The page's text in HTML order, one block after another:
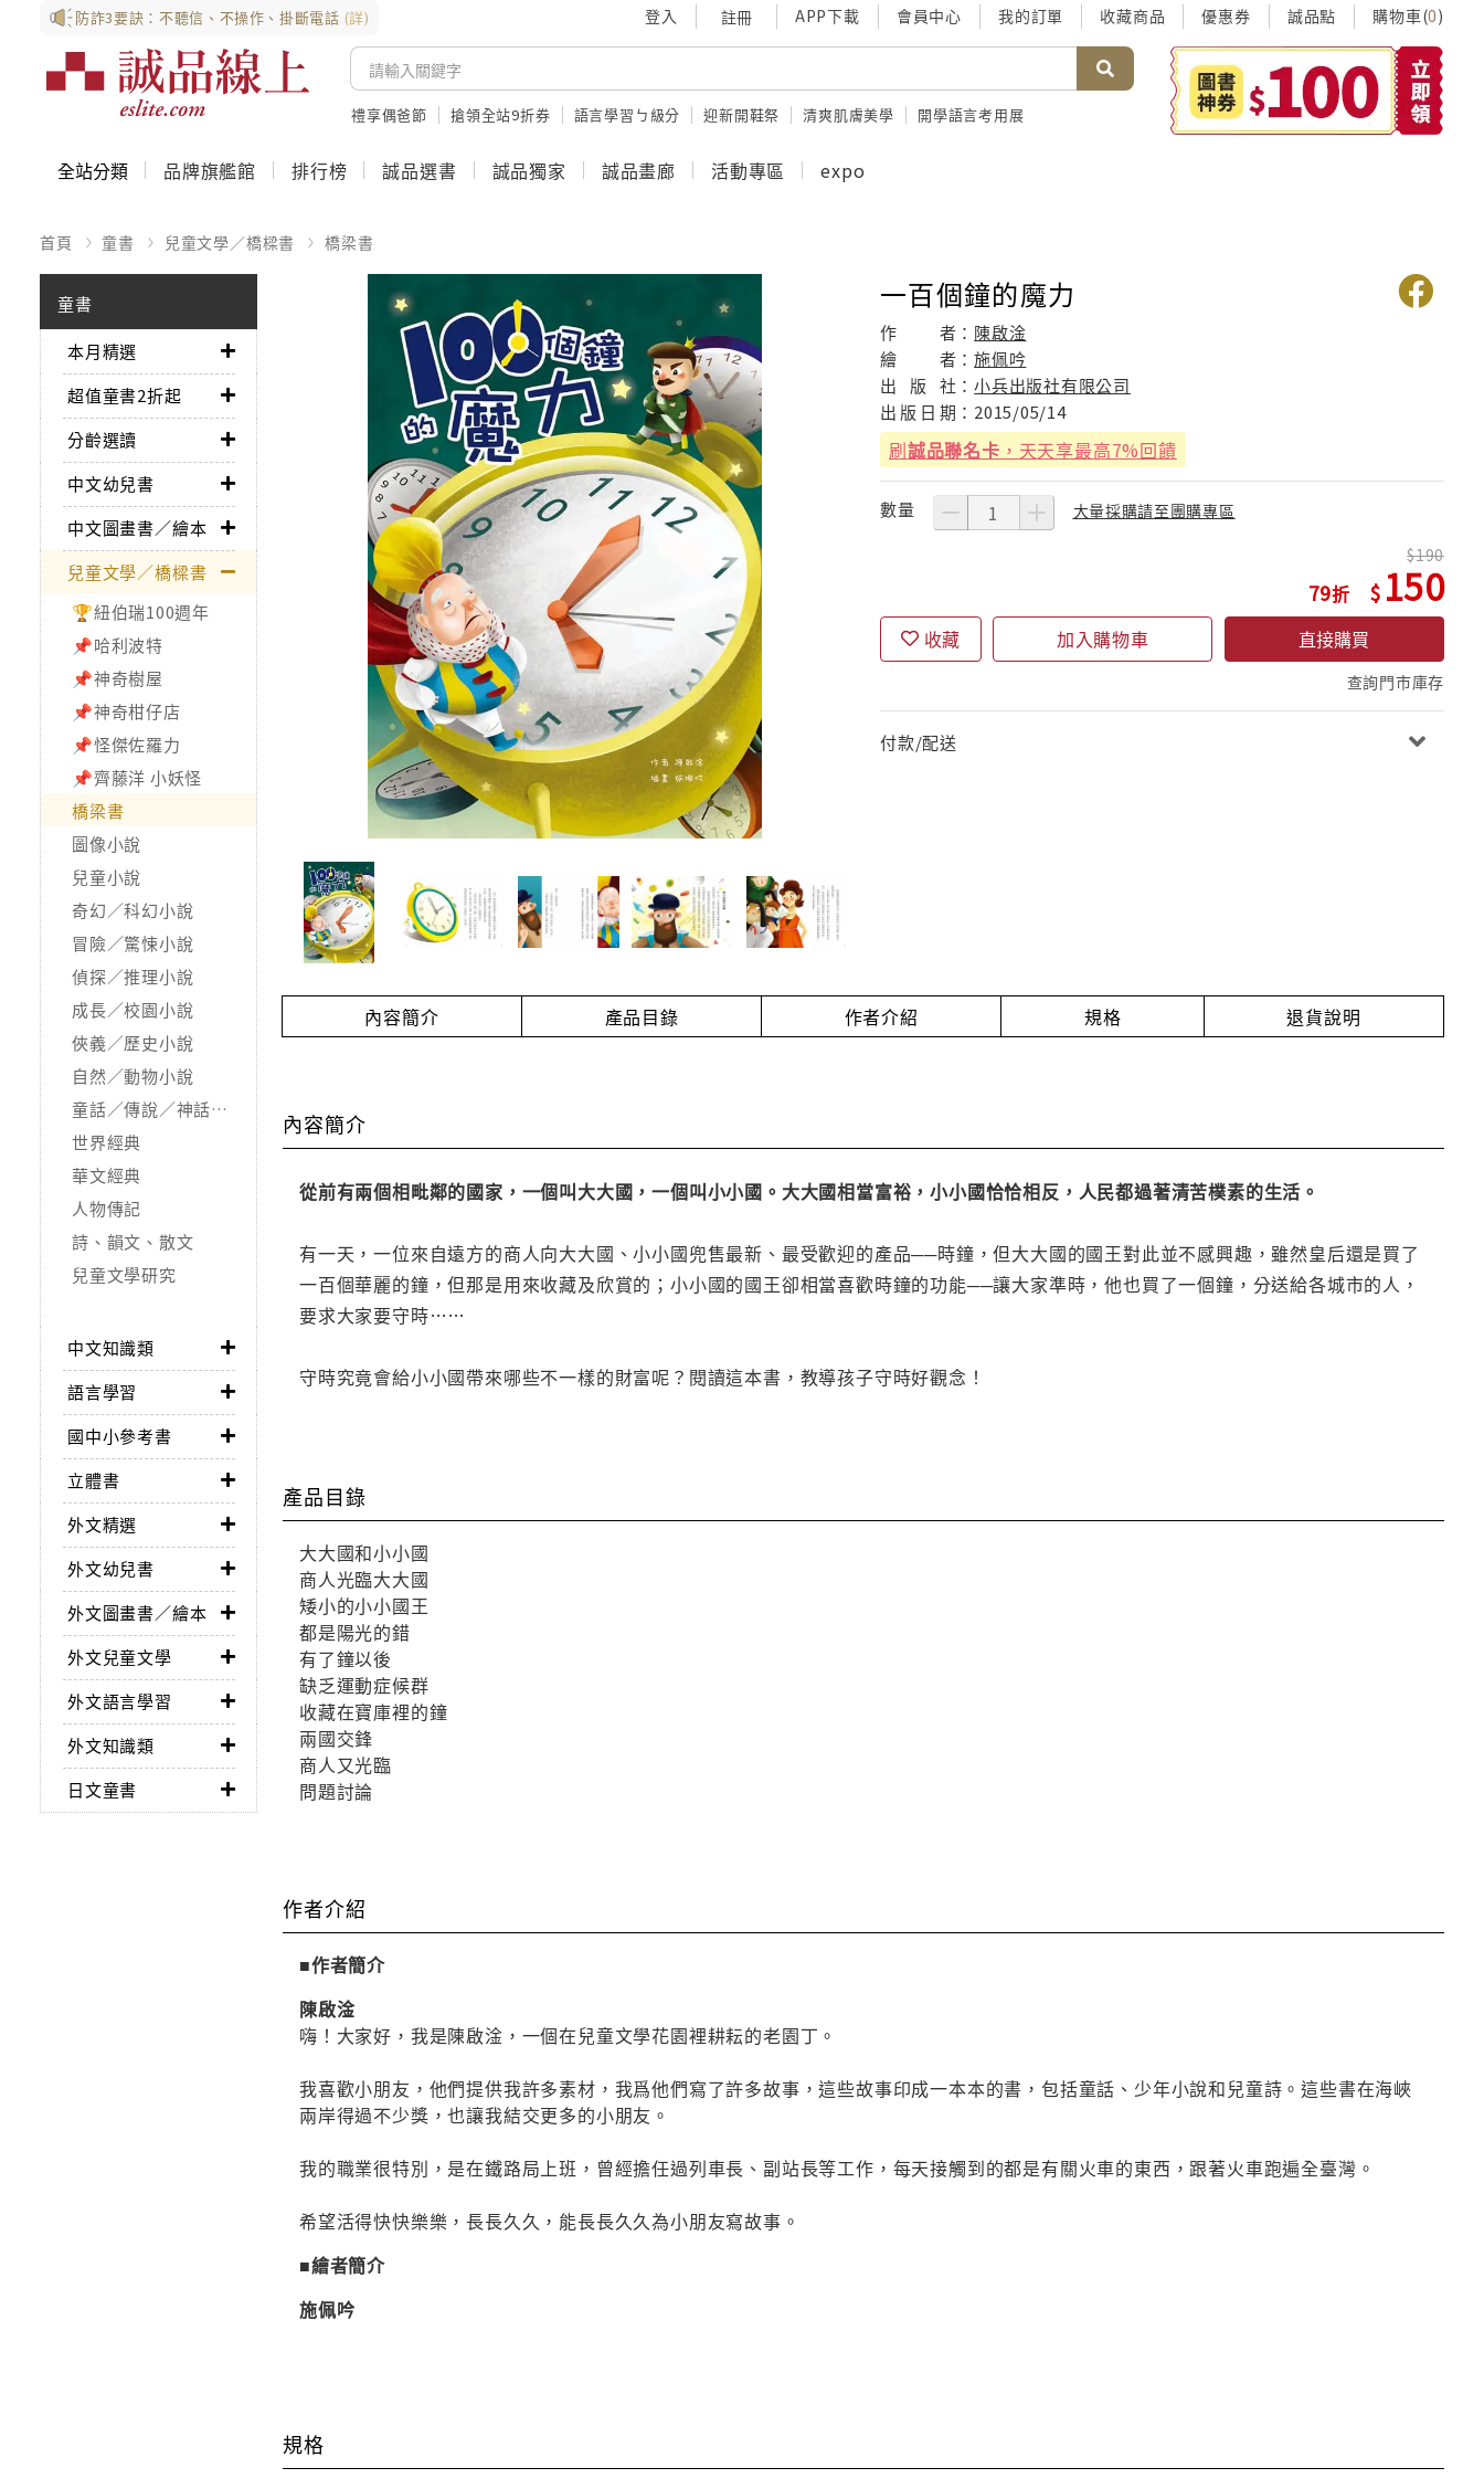
防詐3要訣：不聽信、不操作、掛斷電話 (詳) 登入 註冊 APP下載 會員中心 我的訂單 收藏商品 優惠券 誠品點 購物車(0)
禮享偶爸節 搶領全站9折券 語言學習ㄅ級分 迎新開鞋祭 清爽肌膚美學 開學語言考用展
全站分類 品牌旗艦館 排行榜 誠品選書 誠品獨家 誠品畫廊 活動專區 expo
首頁 童書 兒童文學／橋樑書 橋梁書
童書
本月精選
超值童書2折起
分齡選讀
中文幼兒書
中文圖畫書／繪本
兒童文學／橋樑書
🏆紐伯瑞100週年
📌哈利波特
📌神奇樹屋
📌神奇柑仔店
📌怪傑佐羅力
📌齊藤洋 小妖怪
橋梁書
圖像小說
兒童小說
奇幻／科幻小說
冒險／驚悚小說
偵探／推理小說
成長／校園小說
俠義／歷史小說
自然／動物小說
童話／傳說／神話／寓言
世界經典
華文經典
人物傳記
詩、韻文、散文
兒童文學研究
中文知識類
語言學習
國中小參考書
立體書
外文精選
外文幼兒書
外文圖畫書／繪本
外文兒童文學
外文語言學習
外文知識類
日文童書
一百個鐘的魔力
作 者： 陳啟淦
繪
者：施佩吟
出
版 社：小兵出版社有限公司
出 版 日 期： 2015/05/14
刷誠品聯名卡 ，天天享最高7%回饋
數量 大量採購請至團購專區
79
190
150
收藏 加入購物車 直接購買
查詢門市庫存
付款/配送
內容簡介 產品目錄 作者介紹 規格 退貨說明
內容簡介
從前有兩個相毗鄰的國家，一個叫大大國，一個叫小小國。大大國相當富裕，小小國恰恰相反，人民都過著清苦樸素的生活。
有一天，一位來自遠方的商人向大大國、小小國兜售最新、最受歡迎的產品──時鐘，但大大國的國王對此並不感興趣，雖然皇后還是買了
一百個華麗的鐘，但那是用來收藏及欣賞的；小小國的國王卻相當喜歡時鐘的功能──讓大家準時，他也買了一個鐘，分送給各城市的人，
要求大家要守時……
守時究竟會給小小國帶來哪些不一樣的財富呢？閱讀這本書，教導孩子守時好觀念！
產品目錄
大大國和小小國
商人光臨大大國
矮小的小小國王
都是陽光的錯
有了鐘以後
缺乏運動症候群
收藏在寶庫裡的鐘
兩國交鋒
商人又光臨
問題討論
作者介紹
■作者簡介
陳啟淦
嗨！大家好，我是陳啟淦，一個在兒童文學花園裡耕耘的老園丁。
我喜歡小朋友，他們提供我許多素材，我爲他們寫了許多故事，這些故事印成一本本的書，包括童話、少年小說和兒童詩。這些書在海峽
兩岸得過不少獎，也讓我結交更多的小朋友。
我的職業很特別，是在鐵路局上班，曾經擔任過列車長、副站長等工作，每天接觸到的都是有關火車的東西，跟著火車跑遍全臺灣。
希望活得快快樂樂，長長久久，能長長久久為小朋友寫故事。
■繪者簡介
施佩吟
規格